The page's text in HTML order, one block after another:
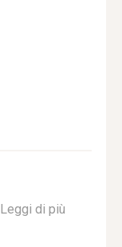
Leggi di più